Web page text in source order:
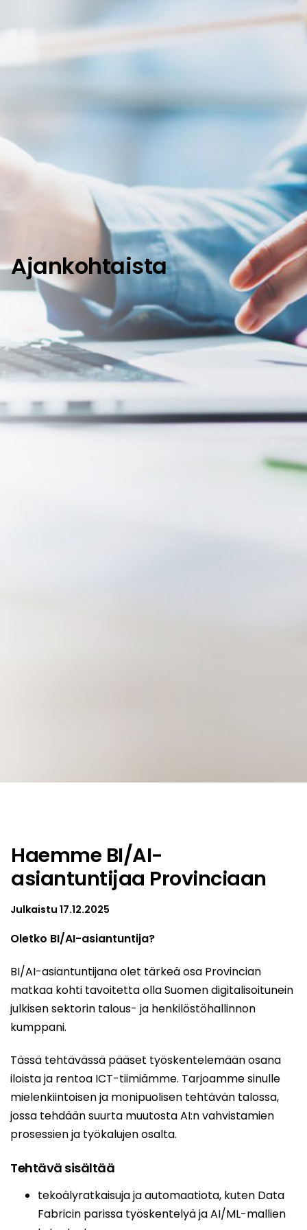
Ajankohtaista
Haemme BI/AI-
asiantuntijaa Provinciaan
Julkaistu 17.12.2025
Oletko BI/AI-asiantuntija?
BI/AI-asiantuntijana olet tärkeä osa Provincian
matkaa kohti tavoitetta olla Suomen digitalisoitunein
julkisen sektorin talous- ja henkilöstöhallinnon
kumppani.
Tässä tehtävässä pääset työskentelemään osana
iloista ja rentoa ICT-tiimiämme. Tarjoamme sinulle
mielenkiintoisen ja monipuolisen tehtävän talossa,
jossa tehdään suurta muutosta AI:n vahvistamien
prosessien ja työkalujen osalta.
Tehtävä sisältää
tekoälyratkaisuja ja automaatiota, kuten Data
Fabricin parissa työskentelyä ja AI/ML-mallien